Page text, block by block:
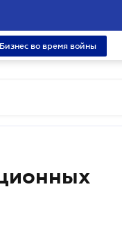
Бизнес во время войны